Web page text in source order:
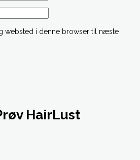
websted i denne browser til næste
HairLust